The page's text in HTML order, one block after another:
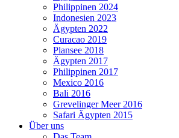
Philippinen 2024
Indonesien 2023
Ägypten 2022
Curacao 2019
Plansee 2018
Ägypten 2017
Philippinen 2017
Mexico 2016
Bali 2016
Grevelinger Meer 2016
Safari Ägypten 2015
Über uns